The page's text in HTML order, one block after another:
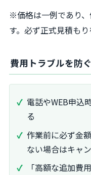
※価格は一例であり
す。必ず正式見積もり
費用トラブルを防
電話やWEB申込
る
作業前に必ず金
ない場合はキャ
「高額な追加費